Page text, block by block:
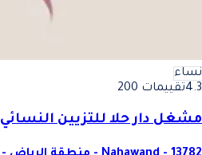
نساء
4.3تقييمات 200
مشغل دار حلا للتزيين النسائي